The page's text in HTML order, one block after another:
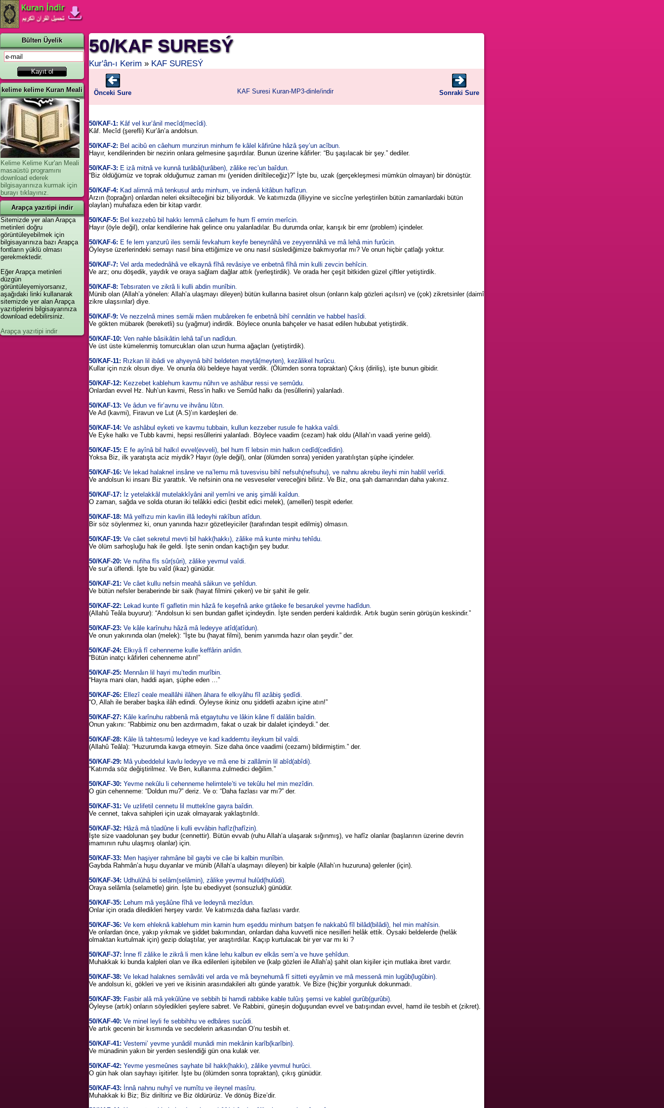
50/KAF SURESÝ
Kur'ân-ı Kerim » KAF SURESÝ
Önceki Sure Sonraki Sure
KAF Suresi Kuran-MP3-dinle/indir
50/KAF-1: Kâf vel kur’ânil mecîd(mecîdi).
Kâf. Mecîd (şerefli) Kur’ân’a andolsun.
50/KAF-2: Bel acibû en câehum munzirun minhum fe kâlel kâfirûne hâzâ şey’un acîbun.
Hayır, kendilerinden bir nezirin onlara gelmesine şaşırdılar. Bunun üzerine kâfirler: “Bu şaşılacak bir şey.” dediler.
50/KAF-3: E izâ mitnâ ve kunnâ turâbâ(turâben), zâlike rec’un baîdun.
“Biz öldüğümüz ve toprak olduğumuz zaman mı (yeniden diriltileceğiz)?” İşte bu, uzak (gerçekleşmesi mümkün olmayan) bir dönüştür.
50/KAF-4: Kad alimnâ mâ tenkusul ardu minhum, ve indenâ kitâbun hafîzun.
Arzın (toprağın) onlardan neleri eksilteceğini biz biliyorduk. Ve katımızda (illiyyine ve siccîne yerleştirilen bütün zamanlardaki bütün
olayları) muhafaza eden bir kitap vardır.
50/KAF-5: Bel kezzebû bil hakkı lemmâ câehum fe hum fî emrin merîcin.
Hayır (öyle değil), onlar kendilerine hak gelince onu yalanladılar. Bu durumda onlar, karışık bir emr (problem) içindeler.
50/KAF-6: E fe lem yanzurû iles semâi fevkahum keyfe beneynâhâ ve zeyyennâhâ ve mâ lehâ min furûcin.
Öyleyse üzerlerindeki semayı nasıl bina ettiğimize ve onu nasıl süslediğimize bakmıyorlar mı? Ve onun hiçbir çatlağı yoktur.
50/KAF-7: Vel arda medednâhâ ve elkaynâ fîhâ revâsiye ve enbetnâ fîhâ min kulli zevcin behîcin.
Ve arz; onu döşedik, yaydık ve oraya sağlam dağlar attık (yerleştirdik). Ve orada her çeşit bitkiden güzel çiftler yetiştirdik.
50/KAF-8: Tebsıraten ve zikrâ li kulli abdin munîbin.
Münib olan (Allah’a yönelen: Allah’a ulaşmayı dileyen) bütün kullarına basiret olsun (onların kalp gözleri açılsın) ve (çok) zikretsinler (daimî
zikre ulaşsınlar) diye.
50/KAF-9: Ve nezzelnâ mines semâi mâen mubâreken fe enbetnâ bihî cennâtin ve habbel hasîdi.
Ve gökten mübarek (bereketli) su (yağmur) indirdik. Böylece onunla bahçeler ve hasat edilen hububat yetiştirdik.
50/KAF-10: Ven nahle bâsikâtin lehâ tal’un nadîdun.
Ve üst üste kümelenmiş tomurcukları olan uzun hurma ağaçları (yetiştirdik).
50/KAF-11: Rızkan lil ibâdi ve ahyeynâ bihî beldeten meytâ(meyten), kezâlikel hurûcu.
Kullar için rızık olsun diye. Ve onunla ölü beldeye hayat verdik. (Ölümden sonra topraktan) Çıkış (diriliş), işte bunun gibidir.
50/KAF-12: Kezzebet kablehum kavmu nûhın ve ashâbur ressi ve semûdu.
Onlardan evvel Hz. Nuh’un kavmi, Ress’in halkı ve Semûd halkı da (resûllerini) yalanladı.
50/KAF-13: Ve âdun ve fir’avnu ve ihvânu lûtın.
Ve Ad (kavmi), Firavun ve Lut (A.S)’ın kardeşleri de.
50/KAF-14: Ve ashâbul eyketi ve kavmu tubbain, kullun kezzeber rusule fe hakka vaîdi.
Ve Eyke halkı ve Tubb kavmi, hepsi resûllerini yalanladı. Böylece vaadim (cezam) hak oldu (Allah’ın vaadi yerine geldi).
50/KAF-15: E fe ayînâ bil halkıl evvel(evveli), bel hum fî lebsin min halkın cedîd(cedîdin).
Yoksa Biz, ilk yaratışta aciz miydik? Hayır (öyle değil), onlar (ölümden sonra) yeniden yaratılıştan şüphe içindeler.
50/KAF-16: Ve lekad halaknel insâne ve na’lemu mâ tuvesvisu bihî nefsuh(nefsuhu), ve nahnu akrebu ileyhi min hablil verîdi.
Ve andolsun ki insanı Biz yarattık. Ve nefsinin ona ne vesveseler vereceğini biliriz. Ve Biz, ona şah damarından daha yakınız.
50/KAF-17: İz yetelakkâl mutelakkîyâni anil yemîni ve aniş şimâli kaîdun.
O zaman, sağda ve solda oturan iki telâkki edici (tesbit edici melek), (amelleri) tespit ederler.
50/KAF-18: Mâ yelfızu min kavlin illâ ledeyhi rakîbun atîdun.
Bir söz söylenmez ki, onun yanında hazır gözetleyiciler (tarafından tespit edilmiş) olmasın.
50/KAF-19: Ve câet sekretul mevti bil hakk(hakkı), zâlike mâ kunte minhu tehîdu.
Ve ölüm sarhoşluğu hak ile geldi. İşte senin ondan kaçtığın şey budur.
50/KAF-20: Ve nufiha fîs sûr(sûri), zâlike yevmul vaîdi.
Ve sur’a üflendi. İşte bu vaîd (ikaz) günüdür.
50/KAF-21: Ve câet kullu nefsin meahâ sâikun ve şehîdun.
Ve bütün nefsler beraberinde bir saik (hayat filmini çeken) ve bir şahit ile gelir.
50/KAF-22: Lekad kunte fî gafletin min hâzâ fe keşefnâ anke gıtâeke fe besarukel yevme hadîdun.
(Allahû Teâla buyurur): “Andolsun ki sen bundan gaflet içindeydin. İşte senden perdeni kaldırdık. Artık bugün senin görüşün keskindir.”
50/KAF-23: Ve kâle karînuhu hâzâ mâ ledeyye atîd(atîdun).
Ve onun yakınında olan (melek): “İşte bu (hayat filmi), benim yanımda hazır olan şeydir.” der.
50/KAF-24: Elkıyâ fî cehenneme kulle keffârin anîdin.
“Bütün inatçı kâfirleri cehenneme atın!”
50/KAF-25: Mennâın lil hayri mu’tedin murîbin.
“Hayra mani olan, haddi aşan, şüphe eden …”
50/KAF-26: Ellezî ceale meallâhi ilâhen âhara fe elkıyâhu fîl azâbiş şedîdi.
“O, Allah ile beraber başka ilâh edindi. Öyleyse ikiniz onu şiddetli azabın içine atın!”
50/KAF-27: Kâle karînuhu rabbenâ mâ etgaytuhu ve lâkin kâne fî dalâlin baîdin.
Onun yakını: “Rabbimiz onu ben azdırmadım, fakat o uzak bir dalalet içindeydi.” der.
50/KAF-28: Kâle lâ tahtesımû ledeyye ve kad kaddemtu ileykum bil vaîdi.
(Allahû Teâla): “Huzurumda kavga etmeyin. Size daha önce vaadimi (cezamı) bildirmiştim.” der.
50/KAF-29: Mâ yubeddelul kavlu ledeyye ve mâ ene bi zallâmin lil abîd(abîdi).
“Katımda söz değiştirilmez. Ve Ben, kullarıma zulmedici değilim.”
50/KAF-30: Yevme nekûlu li cehenneme helimtele’ti ve tekûlu hel min mezîdin.
O gün cehenneme: “Doldun mu?” deriz. Ve o: “Daha fazlası var mı?” der.
50/KAF-31: Ve uzlifetil cennetu lil muttekîne gayra baîdin.
Ve cennet, takva sahipleri için uzak olmayarak yaklaştırıldı.
50/KAF-32: Hâzâ mâ tûadûne li kulli evvâbin hafîz(hafîzin).
İşte size vaadolunan şey budur (cennettir). Bütün evvab (ruhu Allah’a ulaşarak sığınmış), ve hafîz olanlar (başlarının üzerine devrin
imamının ruhu ulaşmış olanlar) için.
50/KAF-33: Men haşiyer rahmâne bil gaybi ve câe bi kalbin munîbin.
Gaybda Rahmân’a huşu duyanlar ve münib (Allah’a ulaşmayı dileyen) bir kalple (Allah’ın huzuruna) gelenler (için).
50/KAF-34: Udhulûhâ bi selâm(selâmin), zâlike yevmul hulûd(hulûdi).
Oraya selâmla (selametle) girin. İşte bu ebediyyet (sonsuzluk) günüdür.
50/KAF-35: Lehum mâ yeşâûne fîhâ ve ledeynâ mezîdun.
Onlar için orada diledikleri herşey vardır. Ve katımızda daha fazlası vardır.
50/KAF-36: Ve kem ehleknâ kablehum min karnin hum eşeddu minhum batşen fe nakkabû fîl bilâd(bilâdi), hel min mahîsin.
Ve onlardan önce, yakıp yıkmak ve şiddet bakımından, onlardan daha kuvvetli nice nesilleri helâk ettik. Oysaki beldelerde (helâk
olmaktan kurtulmak için) gezip dolaştılar, yer araştırdılar. Kaçıp kurtulacak bir yer var mı ki ?
50/KAF-37: İnne fî zâlike le zikrâ li men kâne lehu kalbun ev elkâs sem’a ve huve şehîdun.
Muhakkak ki bunda kalpleri olan ve ilka edilenleri işitebilen ve (kalp gözleri ile Allah’a) şahit olan kişiler için mutlaka ibret vardır.
50/KAF-38: Ve lekad halaknes semâvâti vel arda ve mâ beynehumâ fî sitteti eyyâmin ve mâ messenâ min lugûb(lugûbin).
Ve andolsun ki, gökleri ve yeri ve ikisinin arasındakileri altı günde yarattık. Ve Bize (hiç)bir yorgunluk dokunmadı.
50/KAF-39: Fasbir alâ mâ yekûlûne ve sebbih bi hamdi rabbike kable tulûış şemsi ve kablel gurûb(gurûbi).
Öyleyse (artık) onların söyledikleri şeylere sabret. Ve Rabbini, güneşin doğuşundan evvel ve batışından evvel, hamd ile tesbih et (zikret).
50/KAF-40: Ve minel leyli fe sebbihhu ve edbâres sucûdi.
Ve artık gecenin bir kısmında ve secdelerin arkasından O’nu tesbih et.
50/KAF-41: Vestemi’ yevme yunâdil munâdi min mekânin karîb(karîbin).
Ve münadinin yakın bir yerden seslendiği gün ona kulak ver.
50/KAF-42: Yevme yesmeûnes sayhate bil hakk(hakkı), zâlike yevmul hurûci.
O gün hak olan sayhayı işitirler. İşte bu (ölümden sonra topraktan), çıkış günüdür.
50/KAF-43: İnnâ nahnu nuhyî ve numîtu ve ileynel masîru.
Muhakkak ki Biz; Biz diriltiriz ve Biz öldürürüz. Ve dönüş Bize’dir.
Bülten Üyelik
kelime kelime Kuran Meali
Kelime Kelime Kur'an Meali
masaüstü programını
download ederek
bilgisayarınıza kurmak için
burayı tıklayınız.
Arapça yazıtipi indir
Sitemizde yer alan Arapça
metinleri doğru
görüntüleyebilmek için
bilgisayarınıza bazı Arapça
fontların yüklü olması
gerekmektedir.
Eğer Arapça metinleri
düzgün
görüntüleyemiyorsanız,
aşağıdaki linki kullanarak
sitemizde yer alan Arapça
yazıtiplerini bilgisayarınıza
download edebilirsiniz.
Arapça yazıtipi indir